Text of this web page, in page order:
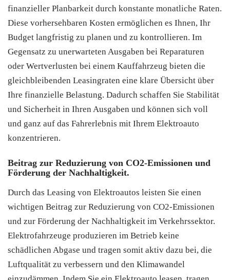
finanzieller Planbarkeit durch konstante monatliche Raten.
Diese vorhersehbaren Kosten ermöglichen es Ihnen, Ihr
Budget langfristig zu planen und zu kontrollieren. Im
Gegensatz zu unerwarteten Ausgaben bei Reparaturen
oder Wertverlusten bei einem Kauffahrzeug bieten die
gleichbleibenden Leasingraten eine klare Übersicht über
Ihre finanzielle Belastung. Dadurch schaffen Sie Stabilität
und Sicherheit in Ihren Ausgaben und können sich voll
und ganz auf das Fahrerlebnis mit Ihrem Elektroauto
konzentrieren.
Beitrag zur Reduzierung von CO2-Emissionen und
Förderung der Nachhaltigkeit.
Durch das Leasing von Elektroautos leisten Sie einen
wichtigen Beitrag zur Reduzierung von CO2-Emissionen
und zur Förderung der Nachhaltigkeit im Verkehrssektor.
Elektrofahrzeuge produzieren im Betrieb keine
schädlichen Abgase und tragen somit aktiv dazu bei, die
Luftqualität zu verbessern und den Klimawandel